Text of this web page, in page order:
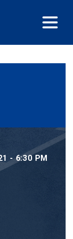
- 6:30 PM